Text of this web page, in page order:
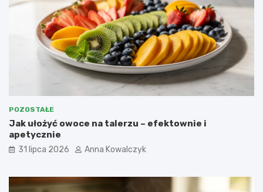
POZOSTAŁE
Jak ułożyć owoce na talerzu – efektownie i
apetycznie
31 lipca 2026 Anna Kowalczyk